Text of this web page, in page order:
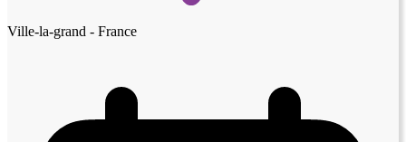
Ville-la-grand - France